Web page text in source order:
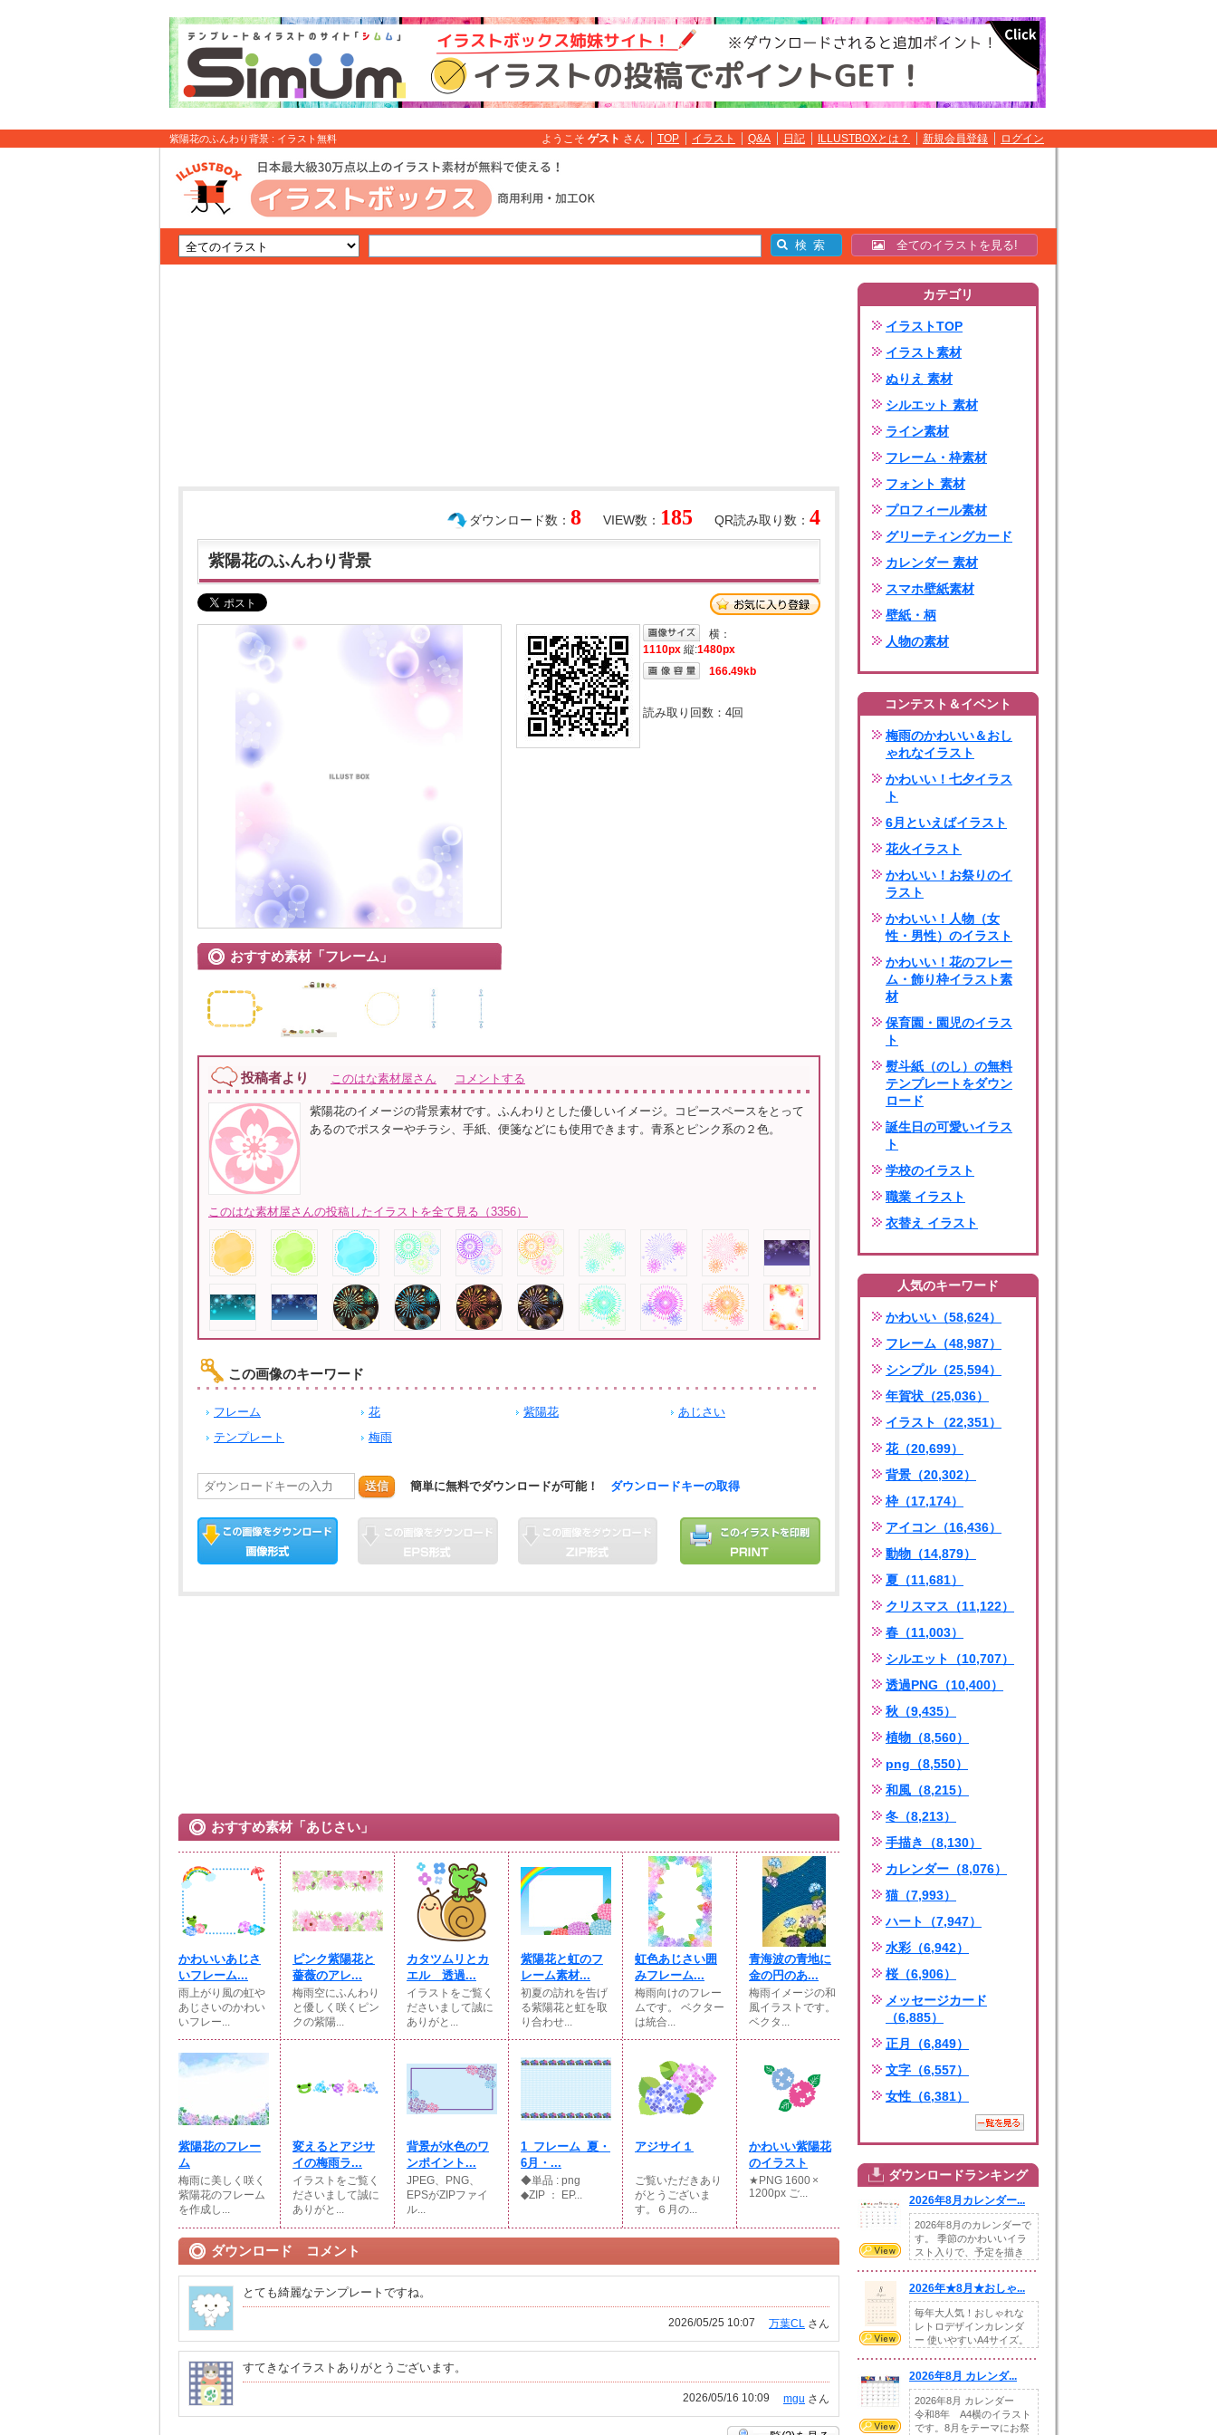
紫陽花のふんわり背景 : イラスト無料 ようこそ ゲスト さん TOP イラスト Q&A 日記 ILLUSTBOXとは？ 新規会員登録 ログイン
全てのイラストを見る!
QR読み取り数： 4
VIEW数： 185
ダウンロード数： 8
紫陽花のふんわり背景
おすすめ素材「フレーム」
横：
1110px 縦:1480px
166.49kb
読み取り回数： 4回
投稿者より このはな素材屋さん コメントする
紫陽花のイメージの背景素材です。ふんわりとした優しいイメージ。コピースペースをとって
あるのでポスターやチラシ、手紙、便箋などにも使用できます。青系とピンク系の２色。
このはな素材屋さんの投稿したイラストを全て見る（3356）
この画像のキーワード
フレーム 花 紫陽花
あじさい
テンプレート
梅雨
送信 簡単に無料でダウンロードが可能！ ダウンロードキーの取得
おすすめ素材「あじさい」
かわいいあじさ
いフレーム...
雨上がり風の虹や
あじさいのかわい
いフレー...
ピンク紫陽花と
薔薇のアレ...
梅雨空にふんわり
と優しく咲くピン
クの紫陽...
カタツムリとカ
エル 透過...
イラストをご覧く
ださいまして誠に
ありがと...
紫陽花と虹のフ
レーム素材...
初夏の訪れを告げ
る紫陽花と虹を取
り合わせ...
虹色あじさい囲
みフレーム...
梅雨向けのフレー
ムです。 ベクター
は統合...
青海波の青地に
金の円のあ...
梅雨イメージの和
風イラストです。
ベクタ...
紫陽花のフレー
ム
梅雨に美しく咲く
紫陽花のフレーム
を作成し...
変えるとアジサ
イの梅雨ラ...
イラストをご覧く
ださいまして誠に
ありがと...
背景が水色のワ
ンポイント...
JPEG、PNG、
EPSがZIPファイ
ル...
1_フレーム_夏・
6月・...
◆単品 : png
◆ZIP ： EP...
アジサイ１
ご覧いただきあり
がとうございま
す。６月の...
かわいい紫陽花
のイラスト
★PNG 1600 ×
1200px ご...
ダウンロード コメント
とても綺麗なテンプレートですね。
万葉CL さん
2026/05/25 10:07
すてきなイラストありがとうございます。
mgu さん
2026/05/16 10:09
カテゴリ
イラストTOP
イラスト素材
ぬりえ 素材
シルエット 素材
ライン素材
フレーム・枠素材
フォント 素材
プロフィール素材
グリーティングカード
カレンダー 素材
スマホ壁紙素材
壁紙・柄
人物の素材
コンテスト＆イベント
梅雨のかわいい＆おし
ゃれなイラスト
かわいい！七夕イラス
ト
6月といえばイラスト
花火イラスト
かわいい！お祭りのイ
ラスト
かわいい！人物（女
性・男性）のイラスト
かわいい！花のフレー
ム・飾り枠イラスト素
材
保育園・園児のイラス
ト
熨斗紙（のし）の無料
テンプレートをダウン
ロード
誕生日の可愛いイラス
ト
学校のイラスト
職業 イラスト
衣替え イラスト
人気のキーワード
かわいい（58,624）
フレーム（48,987）
シンプル（25,594）
年賀状（25,036）
イラスト（22,351）
花（20,699）
背景（20,302）
枠（17,174）
アイコン（16,436）
動物（14,879）
夏（11,681）
クリスマス（11,122）
春（11,003）
シルエット（10,707）
透過PNG（10,400）
秋（9,435）
植物（8,560）
png（8,550）
和風（8,215）
冬（8,213）
手描き（8,130）
カレンダー（8,076）
猫（7,993）
ハート（7,947）
水彩（6,942）
桜（6,906）
メッセージカード
（6,885）
正月（6,849）
文字（6,557）
女性（6,381）
ダウンロードランキング
2026年8月カレンダー...
2026年8月のカレンダーで
す。 季節のかわいいイラ
スト入りで、予定を描き
2026年★8月★おしゃ...
毎年大人気！おしゃれな
レトロデザインカレンダ
ー 使いやすいA4サイズ。
2026年8月 カレンダ...
2026年8月 カレンダー
令和8年 A4横のイラスト
です。8月をテーマにお祭